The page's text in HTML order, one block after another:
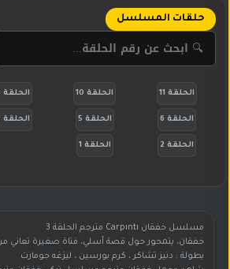
حلقات المسلسل
الحلقة 11 الحلقة 10 الحلقة 9
الحلقة 6 الحلقة 5 الحلقة 4
الحلقة 2 الحلقة 1
مسلسل خفقان Carpıntı مترجم الحلقة 3
خفقان، يتمحور حول قصة أسلي، فتاة صغيرة تعاني من
بطولة : دنيز تشاكر ، كرم بورسين ، ليزغه جومارت